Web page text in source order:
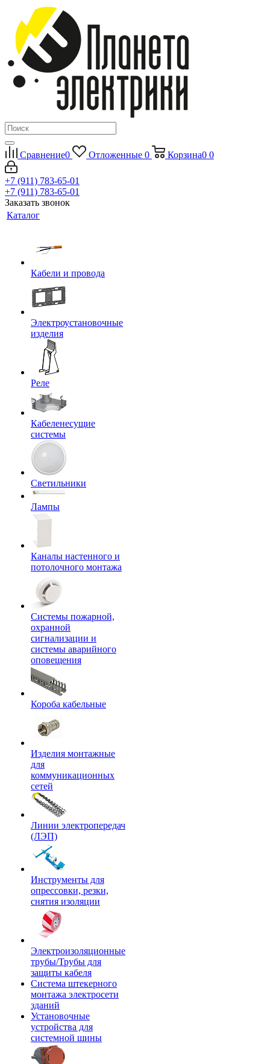
Сравнение0 Отложенные 0 Корзина0 0
+7 (911) 783-65-01
+7 (911) 783-65-01
Заказать звонок
Каталог
Кабели и провода
Электроустановочные
изделия
Реле
Кабеленесущие
системы
Светильники
Лампы
Каналы настенного и
потолочного монтажа
Системы пожарной,
охранной
сигнализации и
системы аварийного
оповещения
Короба кабельные
Изделия монтажные
для
коммуникационных
сетей
Линии электропередач
(ЛЭП)
Инструменты для
опрессовки, резки,
снятия изоляции
Электроизоляционные
трубы/Трубы для
защиты кабеля
Система штекерного
монтажа электросети
зданий
Установочные
устройства для
системной шины